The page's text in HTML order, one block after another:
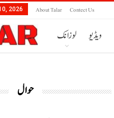
2026 About Talar Contect Us
لوزانک ویڈیو
حوال